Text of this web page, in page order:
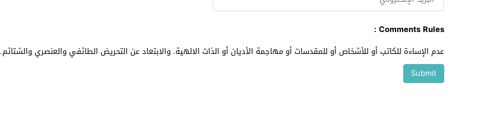
Comments Rules :
عدم الإساءة للكاتب أو للأشخاص أو للمقدسات أو مهاجمة الأديان أو الذات الالهية. والابتعاد عن التحريض الطائفي والعنصري والشتائم.